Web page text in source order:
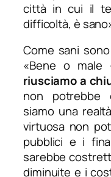
città in cui il
difficoltà, è sano
Come sani
«Bene o male
riusciamo a
non potrebbe
siamo una
virtuosa non
pubblici e i
sarebbe
diminuite e i